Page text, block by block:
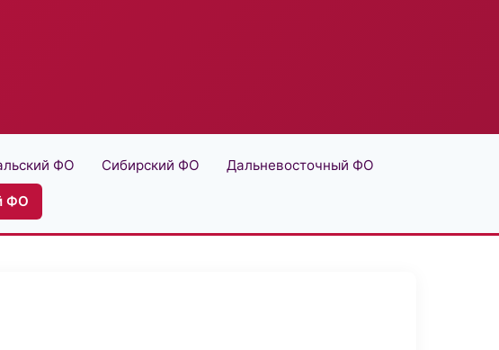
ФО Сибирский ФО Дальневосточный ФО
ФО